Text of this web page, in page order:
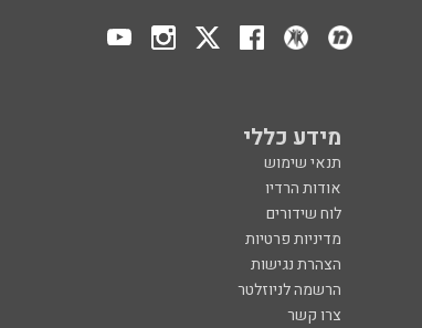
מידע כללי
תנאי שימוש
אודות הרדיו
לוח שידורים
מדיניות פרטיות
הצהרת נגישות
הרשמה לניוזלטר
צרו קשר